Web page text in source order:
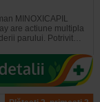
MINOXICAPIL
are actiune multipla
parului. Potrivit…